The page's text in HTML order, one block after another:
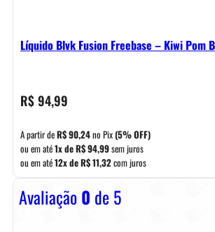
Líquido Blvk Fusion Freebase – Kiwi Pom
R$94,99
A partir deR$90,24no Pix(5% OFF)
ou em até1x deR$94,99sem juros
ou em até12x deR$11,32com juros
Avaliação0 de 5